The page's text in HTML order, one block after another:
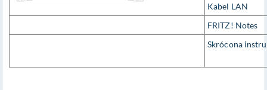
Kabel LAN
FRITZ! Notes
Skrócona